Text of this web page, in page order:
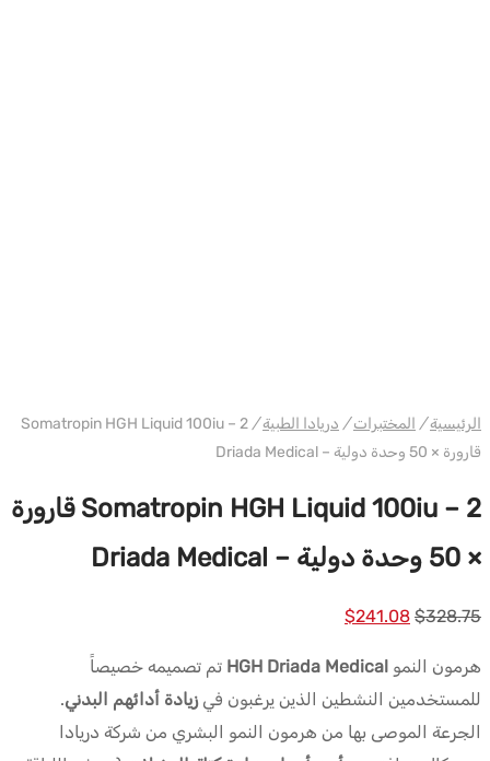
الرئيسية / المختبرات / دريادا الطبية /
Somatropin HGH Liquid 100iu – 2
قارورة × 50 وحدة دولية – Driada Medical
Somatropin HGH Liquid 100iu – 2 قارورة
× 50 وحدة دولية – Driada Medical
$328.75
السعر
كان:
$328.75.
$241.08 السعر
$241.08.
هرمون النمو HGH Driada Medical تم تصميمه خصيصاً
للمستخدمين النشطين الذين يرغبون فيزيادة أدائهم البدني.
الجرعة الموصى بها من هرمون النمو البشري من شركة دريادا